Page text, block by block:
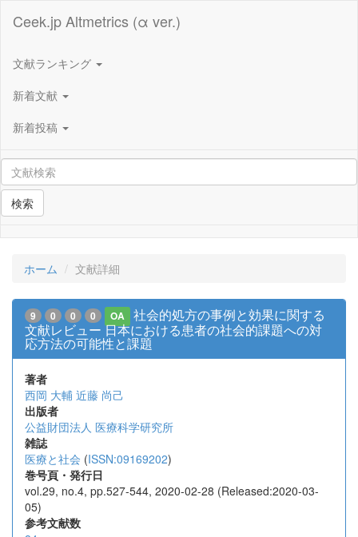
Ceek.jp Altmetrics (α ver.)
文献ランキング
新着文献
新着投稿
検索
ホーム 文献詳細
9 0 0 0 OA
社会的処方の事例と効果に関する
文献レビュー 日本における患者の社会的課題への対
応方法の可能性と課題
著者
西岡 大輔 近藤 尚己
出版者
公益財団法人 医療科学研究所
雑誌
医療と社会 (ISSN:09169202)
巻号頁・発行日
vol.29, no.4, pp.527-544, 2020-02-28 (Released:2020-03-
05)
参考文献数